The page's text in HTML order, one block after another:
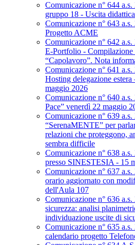
Comunicazione n° 644
gruppo 18 - Uscita
Comunicazione n° 643
Progetto ACME
Comunicazione n° 642
E-Portfolio - Compilazione
“Capolavoro”. Nota
Comunicazione n° 641
Hosting delegazione
maggio 2026
Comunicazione n° 640
Pace” venerdì 22 maggio
Comunicazione n° 639
“SerenaMENTE” per
relazioni che proteggono,
sembra difficile
Comunicazione n° 638
presso SINESTESIA - 15
Comunicazione n° 637
orario aggiornato con
dell'Aula 107
Comunicazione n° 636
sicurezza: analisi
individuazione uscite di
Comunicazione n° 635
calendario progetto